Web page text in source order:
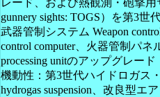
gunnery sights: TOGS）を第3
武器管制システム Weapon
control computer、火器管制パネ
processing unitのアップグレード
機動性：第3世代ハイドロガス
hydrogas suspension、改良型エ